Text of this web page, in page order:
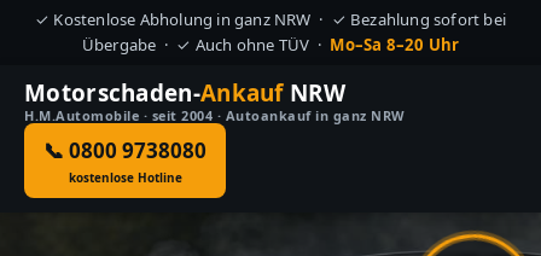
✓ Kostenlose Abholung in ganz NRW · ✓ Bezahlung sofort bei
Übergabe · ✓ Auch ohne TÜV · Mo–Sa 8–20 Uhr
Motorschaden-AnkaufNRW
H.M.Automobile · seit 2004 · Autoankauf in ganz NRW
📞 0800 9738080
kostenlose Hotline